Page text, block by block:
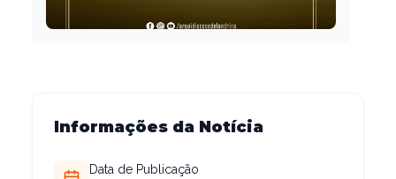
Informações da Notícia
Data de Publicação